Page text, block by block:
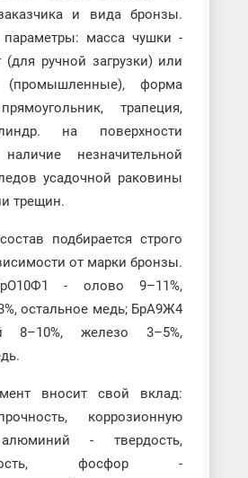
и вида бронзы.
параметры: масса чушки -
ручной загрузки) или
форма
трапеция,
на поверхности
наличие незначительной
усадочной раковины
трещин.
подбирается строго
от марки бронзы.
- олово 9–11%,
остальное медь; БрА9Ж4
8–10%, железо 3–5%,
вносит свой вклад:
коррозионную
алюминий - твердость,
фосфор -